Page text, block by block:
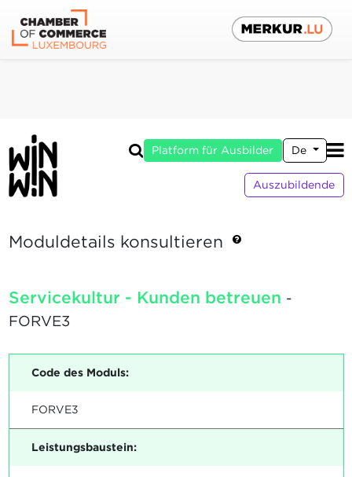
Platform für Ausbilder De
Auszubildende
Moduldetails konsultieren
Servicekultur - Kunden betreuen -
FORVE3
Code des Moduls:
FORVE3
Leistungsbaustein: